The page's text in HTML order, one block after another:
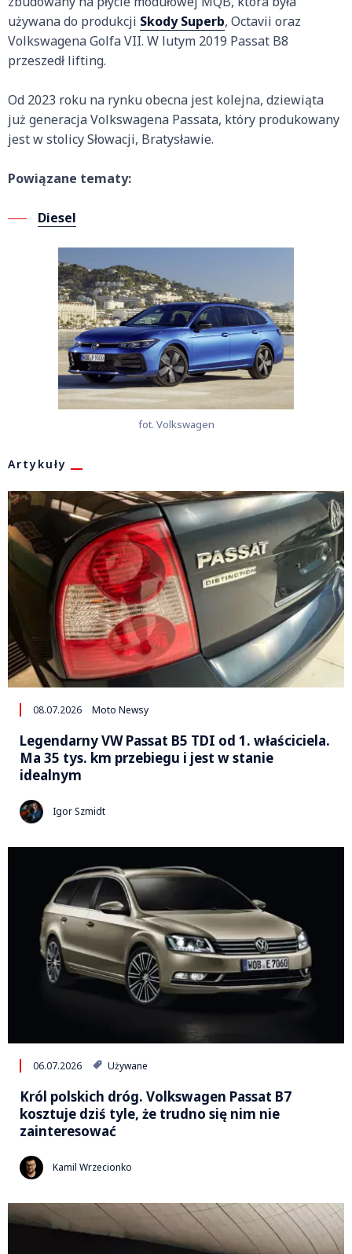
używana do produkcji Skody Superb, Octavii oraz
Volkswagena Golfa VII. W lutym 2019 Passat B8
przeszedł lifting.
Od 2023 roku na rynku obecna jest kolejna, dziewiąta
już generacja Volkswagena Passata, który produkowany
jest w stolicy Słowacji, Bratysławie.
Powiązane tematy:
Diesel
fot. Volkswagen
Artykuły
08.07.2026 Moto Newsy
Legendarny VW Passat B5 TDI od 1. właściciela.
Ma 35 tys. km przebiegu i jest w stanie
idealnym
Igor Szmidt
06.07.2026 Używane
Król polskich dróg. Volkswagen Passat B7
kosztuje dziś tyle, że trudno się nim nie
zainteresować
Kamil Wrzecionko